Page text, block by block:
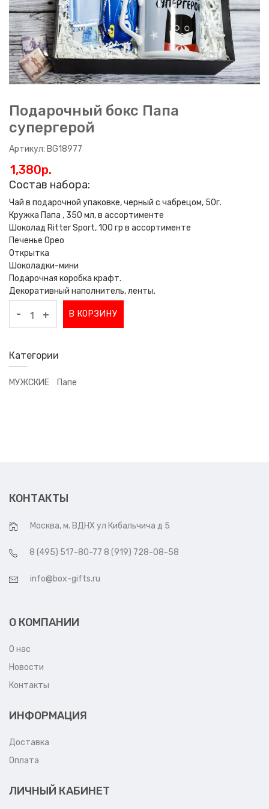
Подарочный бокс Папа
супергерой
Артикул: BG18977
1,380p.
Состав набора:
Чай в подарочной упаковке, черный с чабрецом, 50г.
Кружка Папа , 350 мл, в ассортименте
Шоколад Ritter Sport, 100 гр в ассортименте
Печенье Орео
Открытка
Шоколадки-мини
Подарочная коробка крафт.
Декоративный наполнитель, ленты.
- + В КОРЗИНУ
Категории
МУЖСКИЕ Папе
КОНТАКТЫ
Москва, м. ВДНХ ул Кибальчича д 5
8 (495) 517-80-77 8 (919) 728-08-58
info@box-gifts.ru
О КОМПАНИИ
О нас
Новости
Контакты
ИНФОРМАЦИЯ
Доставка
Оплата
ЛИЧНЫЙ КАБИНЕТ